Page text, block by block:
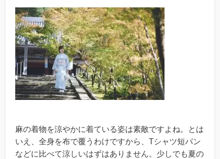
麻の着物を涼やかに着ている姿は素敵ですよね。とは
いえ、全身を布で覆うわけですから、Tシャツ短パン
などに比べて涼しいはずはありません。少しでも夏の